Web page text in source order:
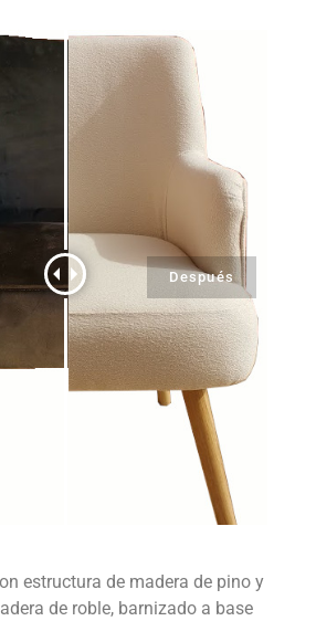
estructura de madera de pino y
de roble, barnizado a base